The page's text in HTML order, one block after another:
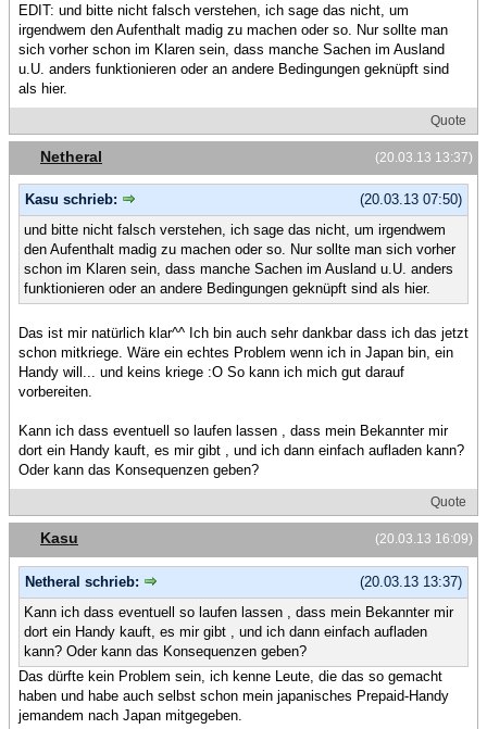
EDIT: und bitte nicht falsch verstehen, ich sage das nicht, um
irgendwem den Aufenthalt madig zu machen oder so. Nur sollte man
sich vorher schon im Klaren sein, dass manche Sachen im Ausland
u.U. anders funktionieren oder an andere Bedingungen geknüpft sind
als hier.
Quote
(20.03.13 13:37)
Netheral
(20.03.13 07:50)
Kasu schrieb:
und bitte nicht falsch verstehen, ich sage das nicht, um irgendwem
den Aufenthalt madig zu machen oder so. Nur sollte man sich vorher
schon im Klaren sein, dass manche Sachen im Ausland u.U. anders
funktionieren oder an andere Bedingungen geknüpft sind als hier.
Das ist mir natürlich klar^^ Ich bin auch sehr dankbar dass ich das jetzt
schon mitkriege. Wäre ein echtes Problem wenn ich in Japan bin, ein
Handy will... und keins kriege :O So kann ich mich gut darauf
vorbereiten.
Kann ich dass eventuell so laufen lassen , dass mein Bekannter mir
dort ein Handy kauft, es mir gibt , und ich dann einfach aufladen kann?
Oder kann das Konsequenzen geben?
Quote
(20.03.13 16:09)
Kasu
(20.03.13 13:37)
Netheral schrieb:
Kann ich dass eventuell so laufen lassen , dass mein Bekannter mir
dort ein Handy kauft, es mir gibt , und ich dann einfach aufladen
kann? Oder kann das Konsequenzen geben?
Das dürfte kein Problem sein, ich kenne Leute, die das so gemacht
haben und habe auch selbst schon mein japanisches Prepaid-Handy
jemandem nach Japan mitgegeben.